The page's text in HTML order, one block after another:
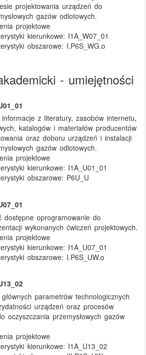
projektowania urządzeń do
gazów odlotowych.
projektowe
kierunkowe: I1A_W07_01
obszarowe: I.P6S_WG.o
- umiejętności
z literatury, zasobów internetu,
katalogów i materiałów producentów
oraz doboru urządzeń i instalacji
gazów odlotowych.
projektowe
kierunkowe: I1A_U01_01
obszarowe: P6U_U
dostępne oprogramowanie do
wykonanych ćwiczeń projektowych.
projektowe
kierunkowe: I1A_U07_01
obszarowe: I.P6S_UW.o
parametrów technologicznych
urządzeń oraz procesów
oczyszczania przemysłowych gazów
projektowe
kierunkowe: I1A_U13_02